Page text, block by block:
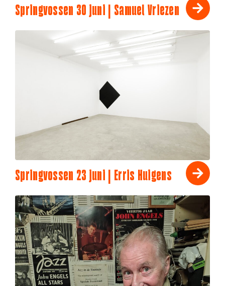
Springvossen 30 juni | Samuel Vriezen
Springvossen 23 juni | Erris Huigens